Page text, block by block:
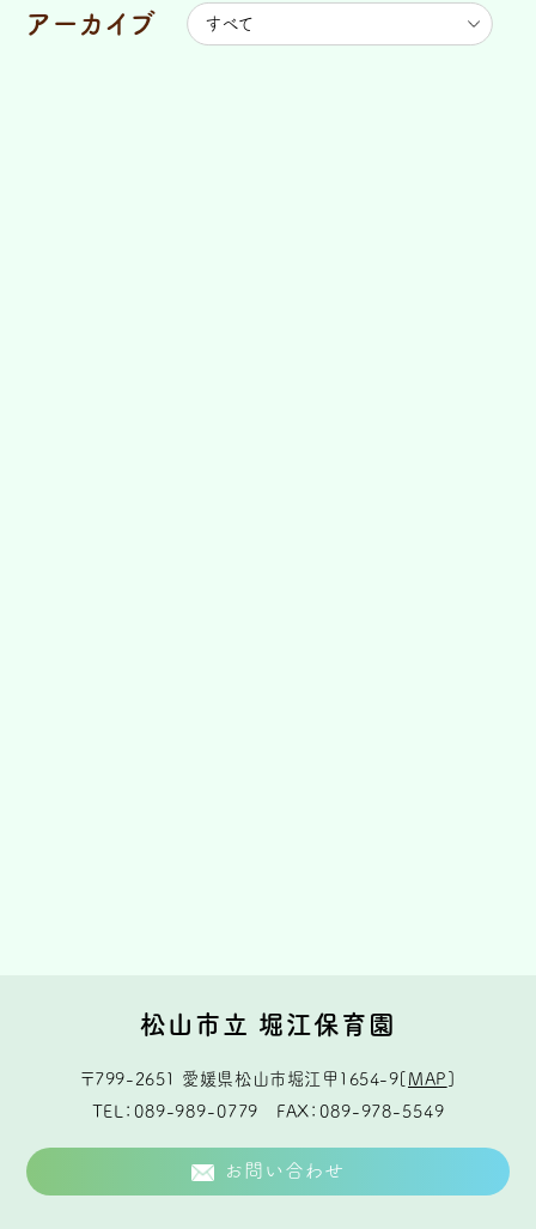
アーカイブ
松山市立 堀江保育園
〒799-2651 愛媛県松山市堀江甲1654-9 [ MAP ]
TEL
089-989-0779 FAX 089-978-5549
お問い合わせ